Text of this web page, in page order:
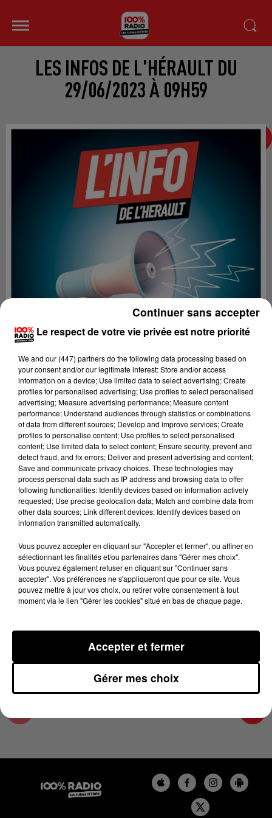
LES INFOS DE L'HÉRAULT DU
29/06/2023 À 09H59
Lecture (2 min 16 sec)
100%
100% Radio les infos de l'Hérault
29 juin 2023 - 2 min 16 sec
LES INFOS DE L'HÉRAULT DU 29/06/2023 À
09H59
Podcasts infos de l'Hérault
Le respect de votre vie privée est notre priorité
We and our (447) partnersdo the following data processing based on
your consent and/or our legitimate interest: Store and/or access
information on a device; Use limited data to select advertising; Create
profiles for personalised advertising; Use profiles to select personalised
advertising; Measure advertising performance; Measure content
performance; Understand audiences through statistics or combinations
of data from different sources; Develop and improve services; Create
profiles to personalise content; Use profiles to select personalised
content; Use limited data to select content; Ensure security, prevent and
detect fraud, and fix errors; Deliver and present advertising and content;
Save and communicate privacy choices. These technologies may
process personal data such as IP address and browsing data to offer
following functionalities: Identify devices based on information actively
requested; Use precise geolocation data; Match and combine data from
other data sources; Link different devices; Identify devices based on
information transmitted automatically.
Vous pouvez accepter en cliquant sur "Accepter et fermer", ou affiner en
sélectionnant les finalités et/ou partenaires dans "Gérer mes choix".
Vous pouvez également refuser en cliquant sur "Continuer sans
accepter". Vos préférences ne s'appliqueront que pour ce site. Vous
pouvez mettre à jour vos choix, ou retirer votre consentement à tout
moment via le lien "Gérer les cookies" situé en bas de chaque page.
Gérer mes choix
Accepter et fermer
Continuer sans accepter